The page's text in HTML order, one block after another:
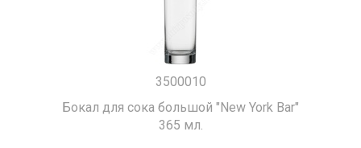
3500010
Бокал для сока большой "New York Bar"
365 мл.